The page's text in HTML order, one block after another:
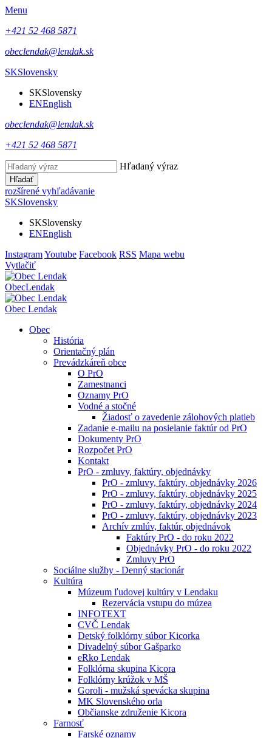
Menu
+421 52 468 5871
obeclendak@lendak.sk
SKSlovensky
SKSlovensky
ENEnglish
obeclendak@lendak.sk
+421 52 468 5871
Hľadaný výraz
Hľadať
rozšírené vyhľadávanie
SKSlovensky
SKSlovensky
ENEnglish
InstagramYoutube Facebook RSS Mapa webu
Vytlačiť
ObecLendak
Obec Lendak
Obec
História
Orientačný plán
Prevádzkáreň obce
O PrO
Zamestnanci
Oznamy PrO
Vodné a stočné
Žiadosť o zavedenie zálohových platieb
Zadanie e-mailu na posielanie faktúr od PrO
Dokumenty PrO
Rozpočet PrO
Kontakt
PrO - zmluvy, faktúry, objednávky
PrO - zmluvy, faktúry, objednávky 2026
PrO - zmluvy, faktúry, objednávky 2025
PrO - zmluvy, faktúry, objednávky 2024
PrO - zmluvy, faktúry, objednávky 2023
Archív zmlúv, faktúr, objednávok
Faktúry PrO - do roku 2022
Objednávky PrO - do roku 2022
Zmluvy PrO
Sociálne služby - Denný stacionár
Kultúra
Múzeum ľudovej kultúry v Lendaku
Rezervácia vstupu do múzea
INFOTEXT
CVČ Lendak
Detský folklórny súbor Kicorka
Divadelný súbor Gašparko
eRko Lendak
Folklórna skupina Kicora
Folklórny krúžok v MŠ
Goroli - mužská spevácka skupina
MK Slovenského orla
Občianske združenie Kicora
Farnosť
Farské oznamy